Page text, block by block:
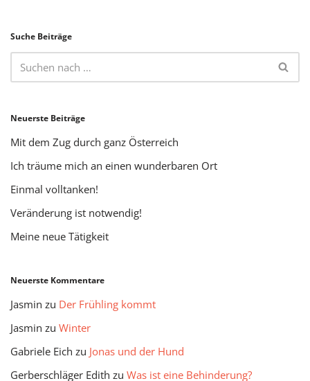
Suche Beiträge
Neuerste Beiträge
Mit dem Zug durch ganz Österreich
Ich träume mich an einen wunderbaren Ort
Einmal volltanken!
Veränderung ist notwendig!
Meine neue Tätigkeit
Neuerste Kommentare
Jasmin zu Der Frühling kommt
Jasmin zu Winter
Gabriele Eich zu Jonas und der Hund
Gerberschläger Edith zu Was ist eine Behinderung?